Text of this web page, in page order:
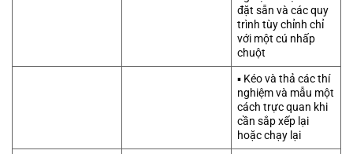
đặt sẵn và các quy
trình tùy chỉnh chỉ
với một cú nhấp
chuột
▪️ Kéo và thả các thí
nghiệm và mẫu một
cách trực quan khi
cần sắp xếp lại
hoặc chạy lại